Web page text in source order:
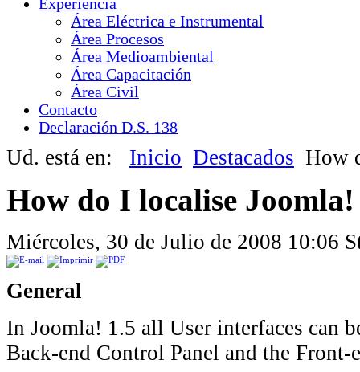
Experiencia
Área Eléctrica e Instrumental
Área Procesos
Área Medioambiental
Área Capacitación
Área Civil
Contacto
Declaración D.S. 138
Ud. está en: Inicio Destacados How
How do I localise
Miércoles, 30 de Julio de 2008 10:06
General
In Joomla! 1.5 all User interfaces can
Back-end Control Panel and the Front-